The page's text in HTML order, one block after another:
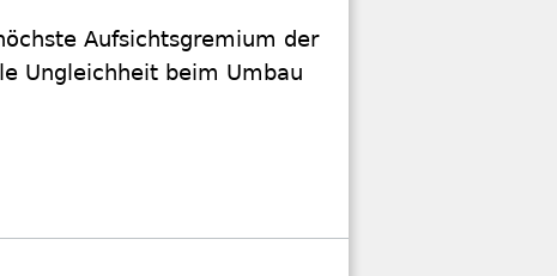
Aufsichtsgremium der
Ungleichheit beim Umbau